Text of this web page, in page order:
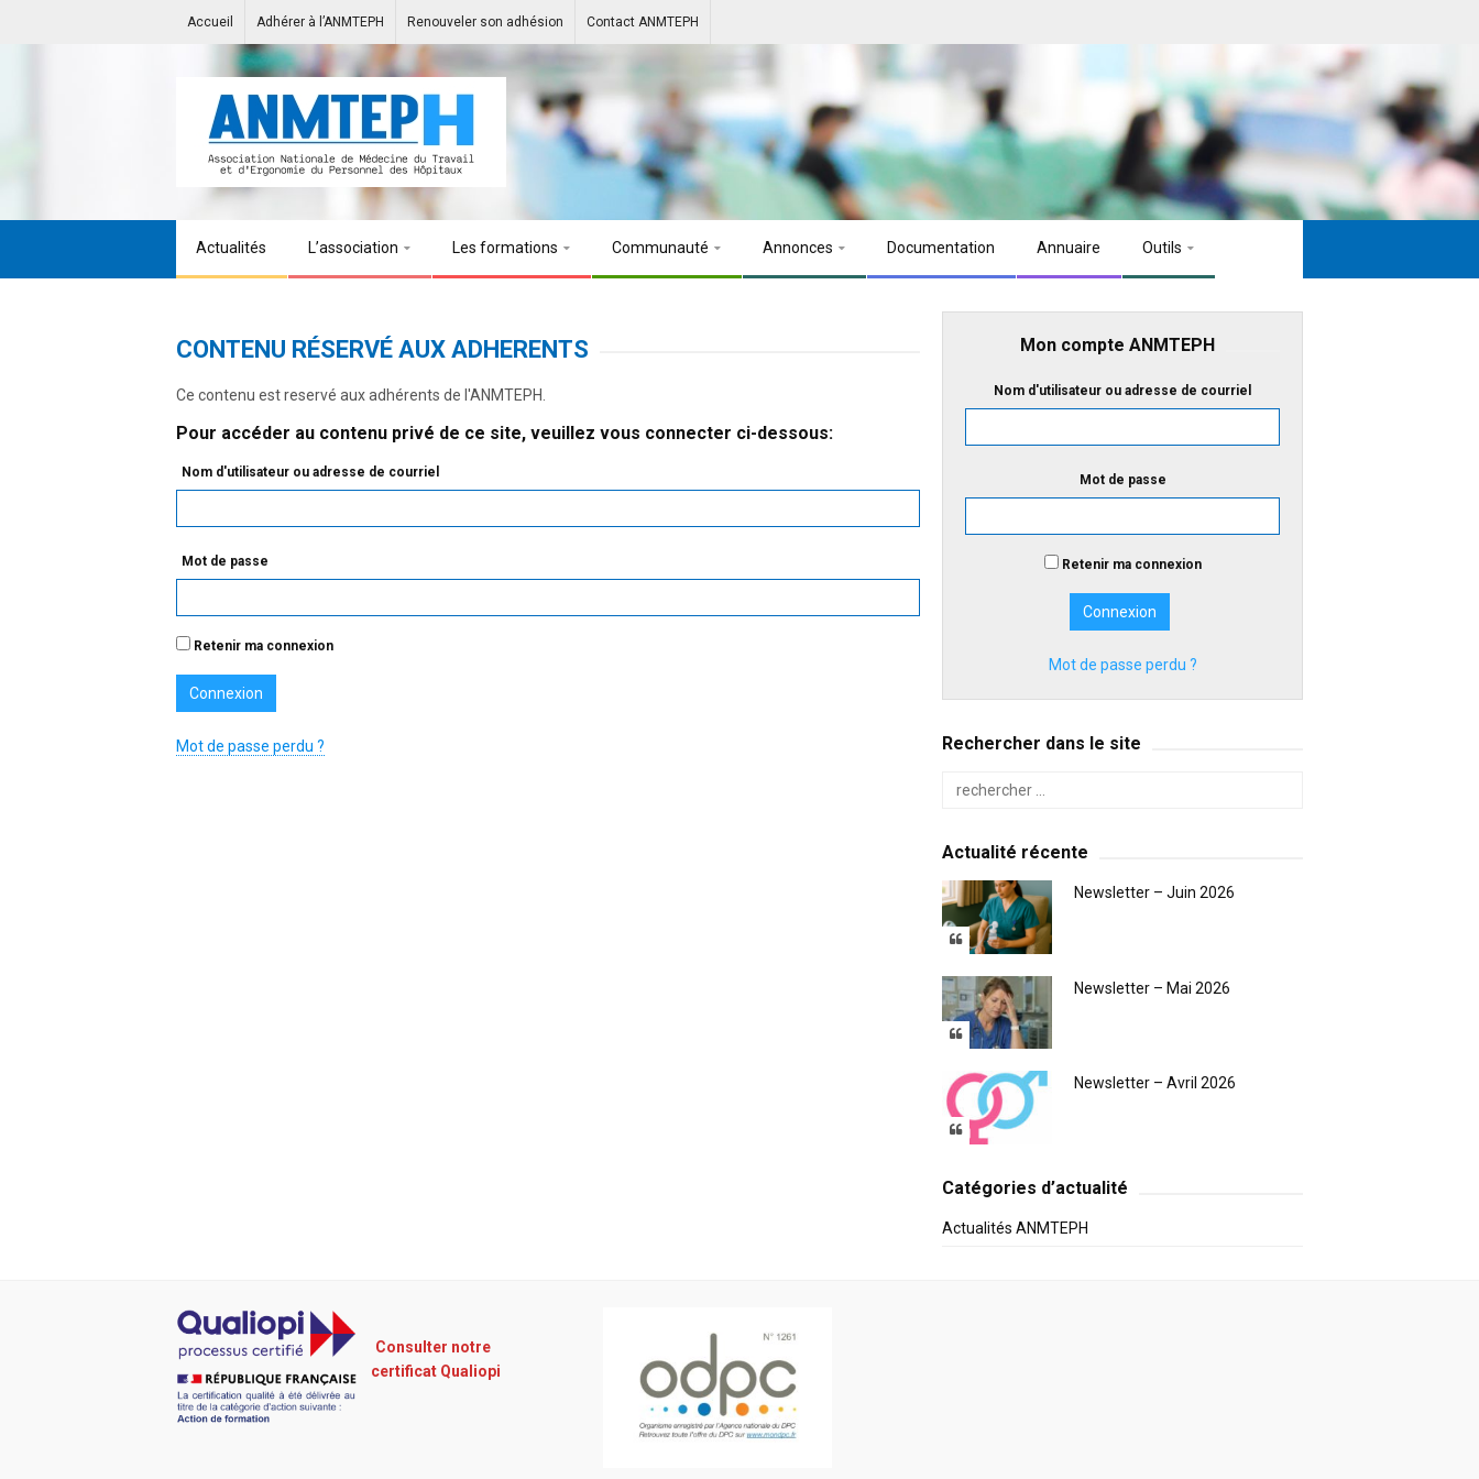
Accueil Adhérer à l’ANMTEPH Renouveler son adhésion Contact ANMTEPH
Actualités L’association Les formations Communauté Annonces Documentation Annuaire Outils
CONTENU RÉSERVÉ AUX ADHERENTS
Ce contenu est reservé aux adhérents de l'ANMTEPH.
Pour accéder au contenu privé de ce site, veuillez vous connecter ci-dessous:
Nom d'utilisateur ou adresse de courriel
Mot de passe
Retenir ma connexion
Mot de passe perdu ?
Mon compte ANMTEPH
Nom d'utilisateur ou adresse de courriel
Mot de passe
Retenir ma connexion
Mot de passe perdu ?
Rechercher dans le site
Actualité récente
Newsletter – Juin 2026
Newsletter – Mai 2026
Newsletter – Avril 2026
Catégories d’actualité
Actualités ANMTEPH
Consulter notre
certificat Qualiopi